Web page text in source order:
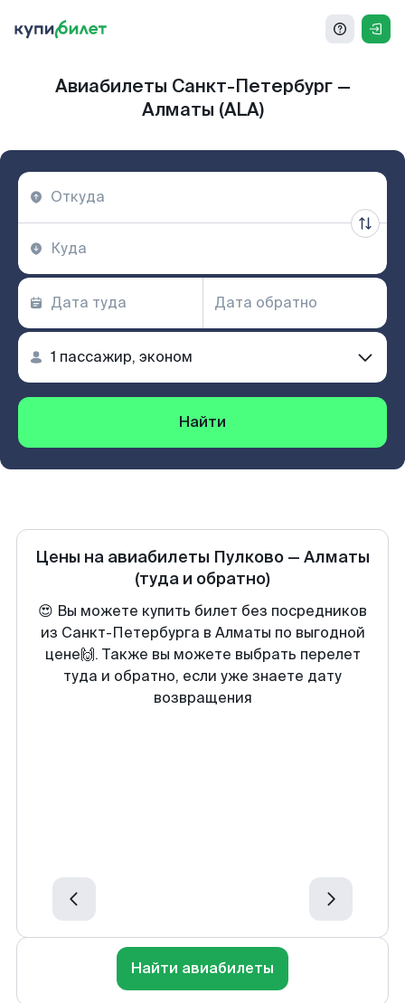
Авиабилеты Санкт-Петербург —
Алматы (ALA)
Найти
Цены на авиабилеты Пулково — Алматы
(туда и обратно)
😍 Вы можете купить билет без посредников
из Санкт-Петербурга в Алматы по выгодной
цене🙌. Также вы можете выбрать перелет
туда и обратно, если уже знаете дату
возвращения
Найти авиабилеты